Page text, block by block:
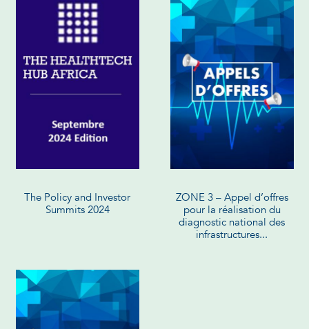
The Policy and Investor
Summits 2024
ZONE 3 – Appel d’offres
pour la réalisation du
diagnostic national des
infrastructures...